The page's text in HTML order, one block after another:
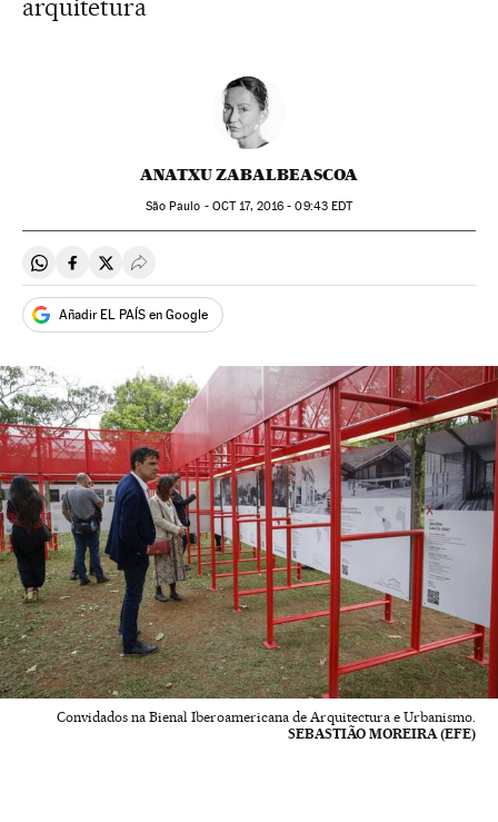
arquitetura
ANATXU ZABALBEASCOA
São Paulo - OCT17, 2016 - 09:43EDT
Compartir en Whatsapp
Compartir en Facebook
Compartir en Twitter
Desplegar Redes Sociales
Añadir EL PAÍS en Google
Convidados na Bienal Iberoamericana de Arquitectura e Urbanismo.
SEBASTIÃO MOREIRA (EFE)